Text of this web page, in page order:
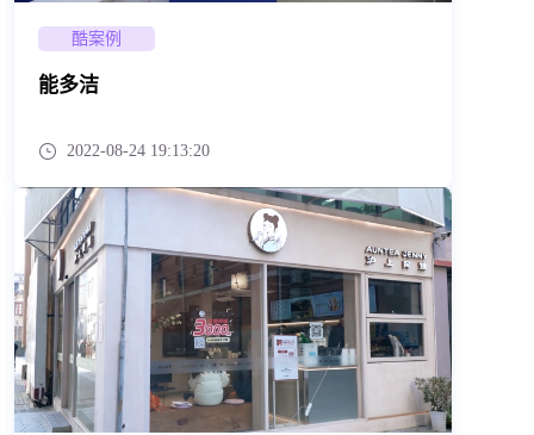
酷案例
能多洁
2022-08-24 19:13:20